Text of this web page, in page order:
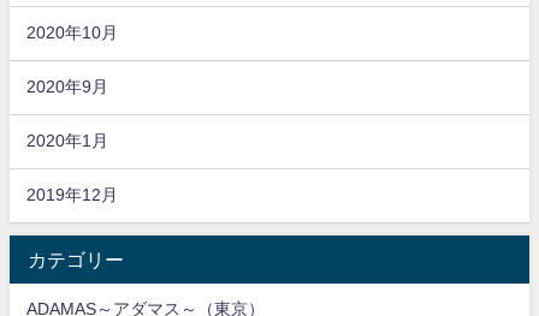
2020年10月
2020年9月
2020年1月
2019年12月
カテゴリー
ADAMAS～アダマス～（東京）